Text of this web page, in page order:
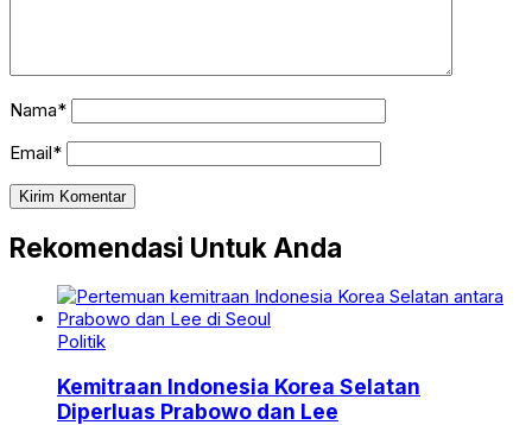
Nama*
Email*
Rekomendasi Untuk Anda
Politik
Kemitraan Indonesia Korea Selatan
Diperluas Prabowo dan Lee